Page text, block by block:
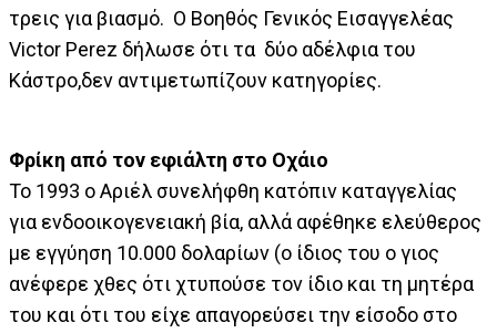
τρεις για βιασμό. Ο Βοηθός Γενικός Εισαγγελέας
Victor Perez δήλωσε ότι τα δύο αδέλφια του
Κάστρο,δεν αντιμετωπίζουν κατηγορίες.
Φρίκη από τον εφιάλτη στο Οχάιο
Το 1993 ο Αριέλ συνελήφθη κατόπιν καταγγελίας
για ενδοοικογενειακή βία, αλλά αφέθηκε ελεύθερος
με εγγύηση 10.000 δολαρίων (ο ίδιος του ο γιος
ανέφερε χθες ότι χτυπούσε τον ίδιο και τη μητέρα
του και ότι του είχε απαγορεύσει την είσοδο στο